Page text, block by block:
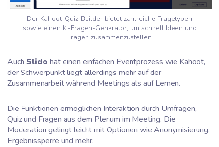
Der Kahoot-Quiz-Builder bietet zahlreiche Fragetypen
sowie einen KI-Fragen-Generator, um schnell Ideen und
Fragen zusammenzustellen
Auch Slido hat einen einfachen Eventprozess wie Kahoot,
der Schwerpunkt liegt allerdings mehr auf der
Zusammenarbeit während Meetings als auf Lernen.
Die Funktionen ermöglichen Interaktion durch Umfragen,
Quiz und Fragen aus dem Plenum im Meeting. Die
Moderation gelingt leicht mit Optionen wie Anonymisierung,
Ergebnissperre und mehr.